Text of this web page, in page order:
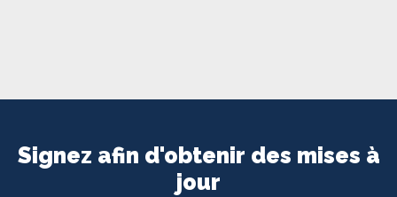
BOUTIQUE
Signez afin d'obtenir des mises à
jour